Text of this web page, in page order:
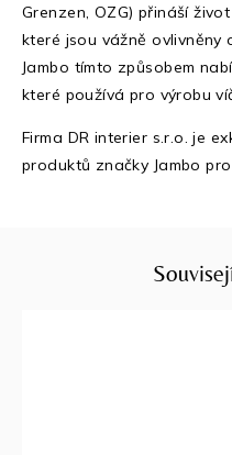
Grenzen, OZG) přináší
které jsou vážně ovlivněny
Jambo tímto způsobem
které používá pro výrobu
Firma DR interier s.r.o. je
produktů značky Jambo pro